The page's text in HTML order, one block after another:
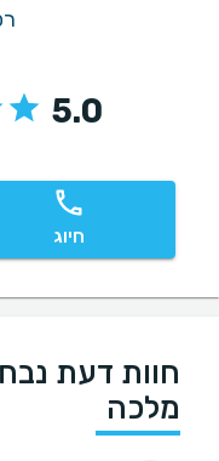
5.0
חיוג
חוות דעת
מלכה